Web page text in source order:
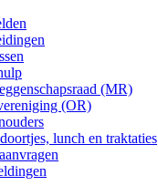
(MR)
(OR)
lunch en traktaties